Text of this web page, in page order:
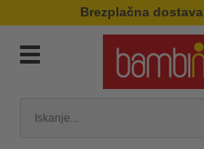
Brezplačna dostava